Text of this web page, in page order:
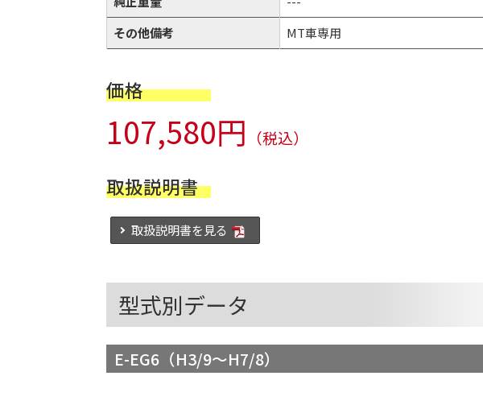
その他備考
MT車専用
価格
107,580円 （税込）
取扱説明書
取扱説明書を見る
型式別データ
E-EG6（H3/9～H7/8）